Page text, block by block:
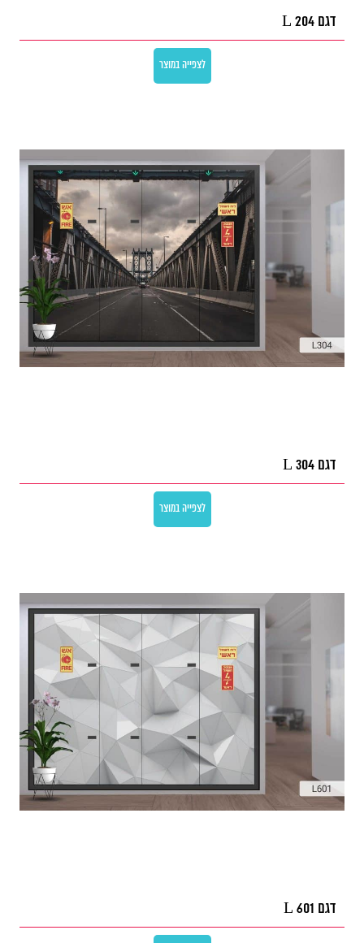
דגם L 204
לצפייה במוצר
דגם L 304
לצפייה במוצר
דגם L 601